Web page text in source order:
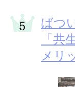
ばつ
「共
メリ